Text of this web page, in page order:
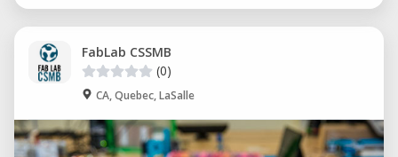
FabLab CSSMB
(0)
CA, Quebec, LaSalle